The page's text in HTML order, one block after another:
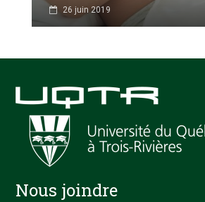
26 juin 2019
Nous joindre